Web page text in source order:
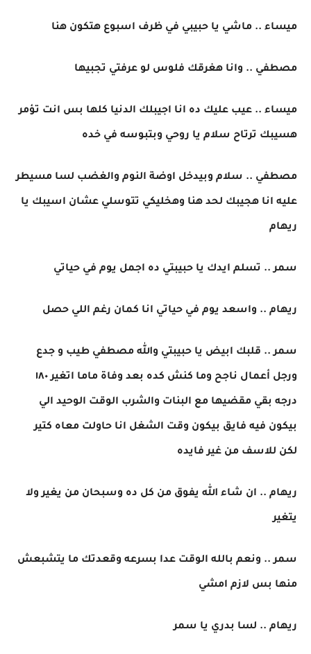
ميساء .. ماشي يا حبيبي في ظرف اسبوع هتكون هنا
مصطفي .. وانا هغرقك فلوس لو عرفتي تجبيها
ميساء .. عيب عليك ده انا اجيبلك الدنيا كلها بس انت تؤمر
هسيبك ترتاح سلام يا روحي وبتبوسه في خده
مصطفي .. سلام وبيدخل اوضة النوم والغضب لسا مسيطر
عليه انا هجيبك لحد هنا وهخليكي تتوسلي عشان اسيبك يا
ريهام
سمر .. تسلم ايدك يا حبيبتي ده اجمل يوم في حياتي
ريهام .. واسعد يوم في حياتي انا كمان رغم اللي حصل
سمر .. قلبك ابيض يا حبيبتي والله مصطفي طيب و جدع
ورجل أعمال ناجح وما كنش كده بعد وفاة ماما اتغير ١٨٠
درجه بقي مقضيها مع البنات والشرب الوقت الوحيد الي
بيكون فيه فايق بيكون وقت الشغل انا حاولت معاه كتير
لكن للاسف من غير فايده
ريهام .. ان شاء الله يفوق من كل ده وسبحان من يغير ولا
يتغير
سمر .. ونعم بالله الوقت عدا بسرعه وقعدتك ما يتشبعش
منها بس لازم امشي
ريهام .. لسا بدري يا سمر